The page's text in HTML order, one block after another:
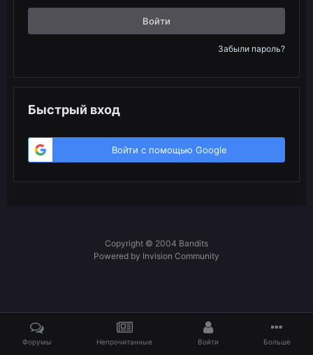
Войти
Забыли пароль?
Быстрый вход
Войти с помощью Google
Copyright © 2004 Bandits
Powered by Invision Community
Форумы Непрочитанные Войти Больше